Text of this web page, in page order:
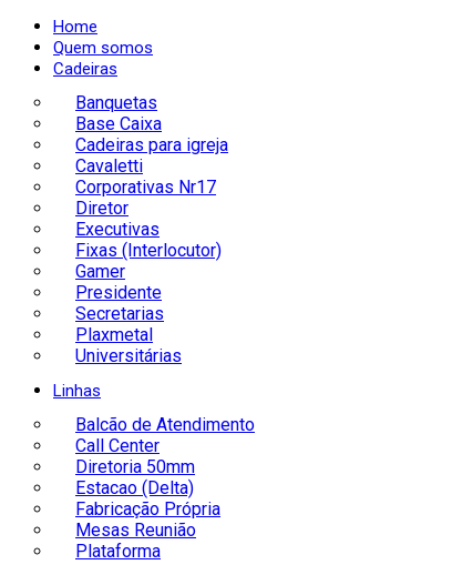
Home
Quem somos
Cadeiras
Banquetas
Base Caixa
Cadeiras para igreja
Cavaletti
Corporativas Nr17
Diretor
Executivas
Fixas (Interlocutor)
Gamer
Presidente
Secretarias
Plaxmetal
Universitárias
Linhas
Balcão de Atendimento
Call Center
Diretoria 50mm
Estacao (Delta)
Fabricação Própria
Mesas Reunião
Plataforma